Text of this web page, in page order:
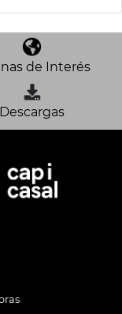
de Interés
Descargas